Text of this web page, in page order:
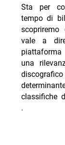
Sta per
tempo di
vale a
una
classifiche
.